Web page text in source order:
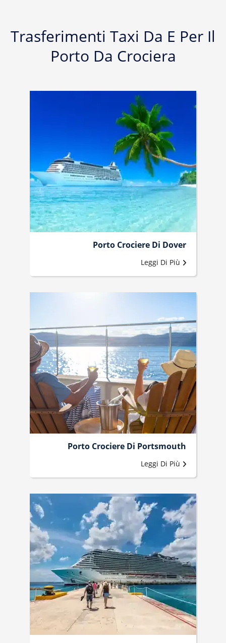
Trasferimenti Taxi Da E Per Il
Porto Da Crociera
Porto Crociere Di Dover
Leggi Di Più
Porto Crociere Di Portsmouth
Leggi Di Più